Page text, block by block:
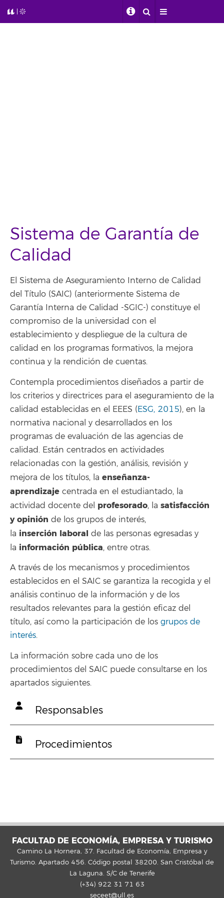
Sistema de Garantía de
Calidad
El Sistema de Aseguramiento Interno de Calidad
del Título (SAIC) (anteriormente Sistema de
Garantía Interna de Calidad -SGIC-) constituye el
compromiso de la universidad con el
establecimiento y despliegue de la cultura de
calidad en los programas formativos, la mejora
continua y la rendición de cuentas.
Contempla procedimientos diseñados a partir de
los criterios y directrices para el aseguramiento de la
calidad establecidas en el EEES (ESG, 2015), en la
normativa nacional y desarrollados en los
programas de evaluación de las agencias de
calidad. Están centrados en actividades
relacionadas con la gestión, análisis, revisión y
mejora de los títulos, la enseñanza-
aprendizaje centrada en el estudiantado, la
actividad docente del profesorado, la satisfacción
y opinión de los grupos de interés,
la inserción laboral de las personas egresadas y
la información pública, entre otras.
A través de los mecanismos y procedimientos
establecidos en el SAIC se garantiza la recogida y el
análisis continuo de la información y de los
resultados relevantes para la gestión eficaz del
título, así como la participación de los grupos de
interés.
La información sobre cada uno de los
procedimientos del SAIC puede consultarse en los
apartados siguientes.
Responsables
Procedimientos
FACULTAD DE ECONOMÍA, EMPRESA Y TURISMO
Camino La Hornera, 37. Facultad de Economía, Empresa y
Turismo. Apartado 456. Código postal 38200. San Cristóbal de
La Laguna. S/C de Tenerife
(+34) 922 31 71 63
seceet@ull.es